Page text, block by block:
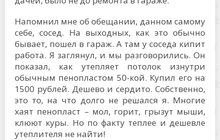
Напомнил мне об обещании, данном самому
себе, сосед. На выходных, как это обычно
бывает, пошел в гараж. А там у соседа кипит
работа. Я заглянул, и мы разговорились. Он
показал, как утепляет потолок изнутри
обычным пенопластом 50-кой. Купил его на
1500 рублей. Дешево и сердито. Собственно,
это то, на что долго не решался я. Многие
хаят пенопласт – мол, горит, грызут мыши,
клюют куры. Но по факту теплее и дешевле
утеплителя не найти!